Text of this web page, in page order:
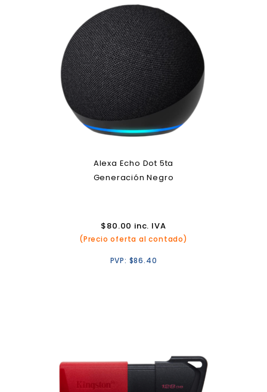
Alexa Echo Dot 5ta
Generación Negro
$80.00 inc. IVA
(Precio oferta al contado)
PVP: $86.40